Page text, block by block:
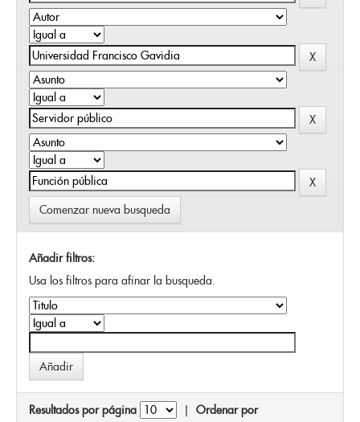
Comenzar nueva busqueda
Añadir filtros:
Usa los filtros para afinar la busqueda.
Resultados por página | Ordenar por